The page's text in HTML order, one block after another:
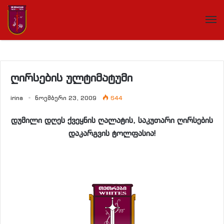
ღირსების ულტიმატუმი
irina ნოემბერი 23, 2009 644
დუმილი დღეს ქვეყნის ღალატის, საკუთარი ღირსების
დაკარგვის ტოლფასია!